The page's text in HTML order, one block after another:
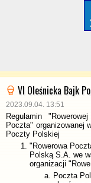
VI Oleśnicka Bajk
2023.09.04. 13:51
Regulamin
Poczta" organizowanej
Poczty Polskiej
"Rowerowa
Polską S.A. we
organizacji
Poczta